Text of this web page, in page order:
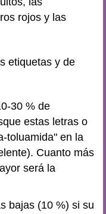
rojos y las
etiquetas y de
30 % de
estas letras o
toluamida" en la
Cuanto más
será la
bajas (10 %) si su